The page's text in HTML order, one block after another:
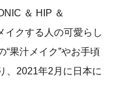
＆ HIP ＆
イクする人の可愛らし
“果汁メイク”やお手頃
、2021年2月に日本に